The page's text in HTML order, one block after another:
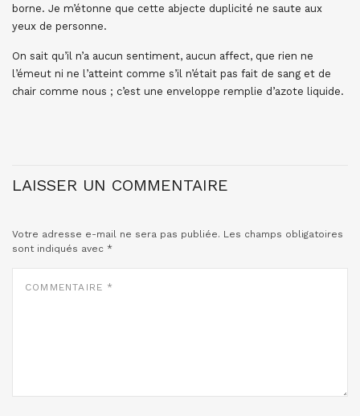
borne. Je m’étonne que cette abjecte duplicité ne saute aux
yeux de personne.
On sait qu’il n’a aucun sentiment, aucun affect, que rien ne
l’émeut ni ne l’atteint comme s’il n’était pas fait de sang et de
chair comme nous ; c’est une enveloppe remplie d’azote liquide.
LAISSER UN COMMENTAIRE
Votre adresse e-mail ne sera pas publiée. Les champs obligatoires
sont indiqués avec *
COMMENTAIRE